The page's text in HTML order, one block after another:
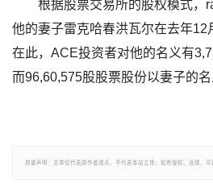
根据股票交易所的股权模式，
他的妻子雷克哈春洪瓦尔在去年12
在此，ACE投资者对他的名义有
而96,60,575股股票股份以妻子的名
郑重声明：文章仅代表原作者观点，不代表本站立场；如有侵权、违规，可